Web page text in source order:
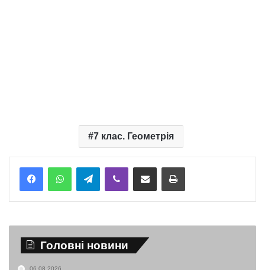
7 клас. Геометрія
TelegramViber Надіслати електронною поштоюНадрукувати
Головні новини
06.08.2026